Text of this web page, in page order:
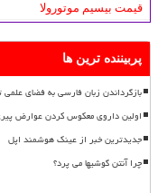
قیمت بیسیم موتورولا
پربیننده ترین ها
بازگرداندن زبان فارسی به فضای علمی
اولین داروی معکوس کردن عوارض
جدیدترین خبر از عینک هوشمند اپل
چرا آنتن گوشیها می پرد؟